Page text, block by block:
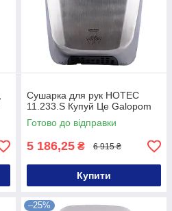
Сушарка для рук HOTEC
11.233.S Купуй Це Galopom
Готово до відправки
5 186,25 ₴ 6 915 ₴
Купити
–25%